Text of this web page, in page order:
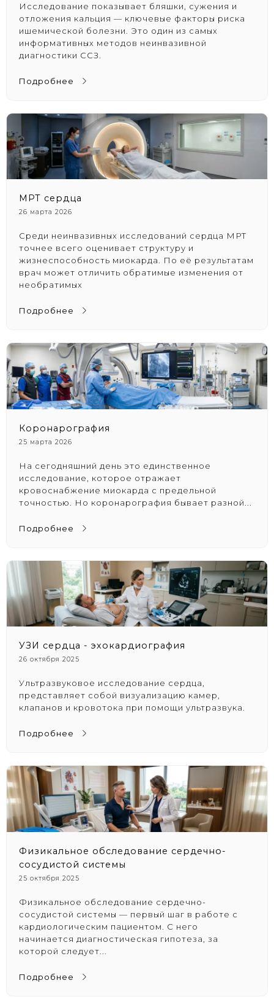
Исследование показывает бляшки, сужения и
отложения кальция — ключевые факторы риска
ишемической болезни. Это один из самых
информативных методов неинвазивной
диагностики ССЗ.
Подробнее
МРТ сердца
26 марта 2026
Среди неинвазивных исследований сердца МРТ
точнее всего оценивает структуру и
жизнеспособность миокарда. По её результатам
врач может отличить обратимые изменения от
необратимых
Подробнее
Коронарография
25 марта 2026
На сегодняшний день это единственное
исследование, которое отражает
кровоснабжение миокарда с предельной
точностью. Но коронарография бывает разной...
Подробнее
УЗИ сердца - эхокардиография
26 октября 2025
Ультразвуковое исследование сердца,
представляет собой визуализацию камер,
клапанов и кровотока при помощи ультразвука.
Подробнее
Физикальное обследование сердечно-
сосудистой системы
25 октября 2025
Физикальное обследование сердечно-
сосудистой системы — первый шаг в работе с
кардиологическим пациентом. С него
начинается диагностическая гипотеза, за
которой следует...
Подробнее